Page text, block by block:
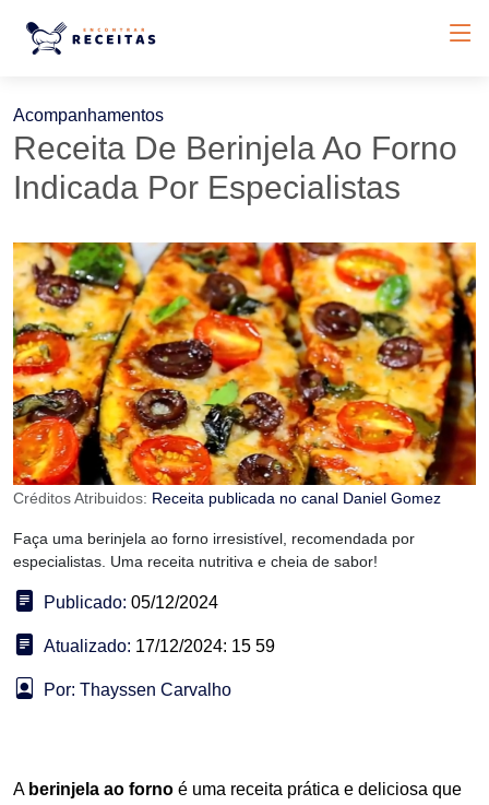
Acompanhamentos
Receita De Berinjela Ao Forno
Indicada Por Especialistas
Créditos Atribuidos: Receita publicada no canal Daniel Gomez
Faça uma berinjela ao forno irresistível, recomendada por
especialistas. Uma receita nutritiva e cheia de sabor!
Publicado: 05/12/2024
Atualizado: 17/12/2024: 15 59
Por: Thayssen Carvalho
A berinjela ao forno é uma receita prática e deliciosa que